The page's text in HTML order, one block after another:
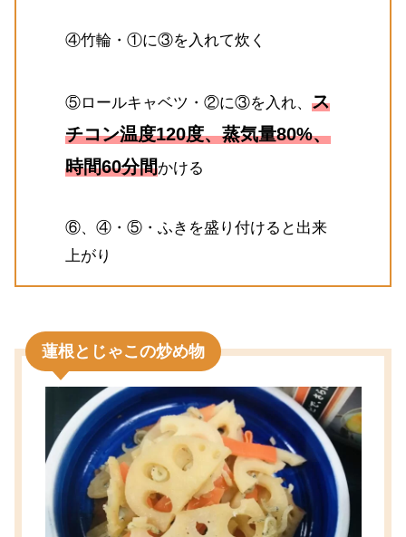
④竹輪・①に③を入れて炊く
⑤ロールキャベツ・②に③を入れ、ス
チコン温度120度、蒸気量80%、
時間60分間かける
⑥、④・⑤・ふきを盛り付けると出来
上がり
蓮根とじゃこの炒め物